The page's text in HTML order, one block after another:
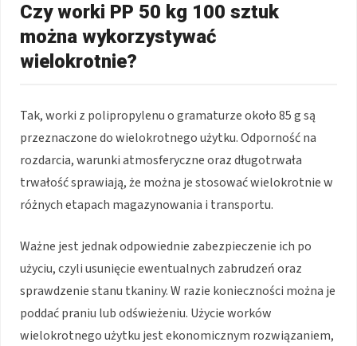
Czy worki PP 50 kg 100 sztuk
można wykorzystywać
wielokrotnie?
Tak, worki z polipropylenu o gramaturze około 85 g są
przeznaczone do wielokrotnego użytku. Odporność na
rozdarcia, warunki atmosferyczne oraz długotrwała
trwałość sprawiają, że można je stosować wielokrotnie w
różnych etapach magazynowania i transportu.
Ważne jest jednak odpowiednie zabezpieczenie ich po
użyciu, czyli usunięcie ewentualnych zabrudzeń oraz
sprawdzenie stanu tkaniny. W razie konieczności można je
poddać praniu lub odświeżeniu. Użycie worków
wielokrotnego użytku jest ekonomicznym rozwiązaniem,